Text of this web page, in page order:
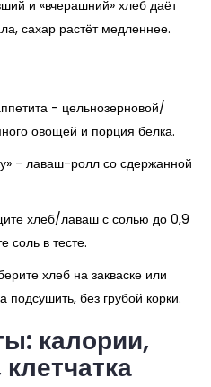
и «вчерашний» хлеб даёт
сахар растёт медленнее.
- цельнозерновой/
овощей и порция белка.
- лаваш-ролл со сдержанной
хлеб/лаваш с солью до 0,9
соль в тесте.
хлеб на закваске или
без грубой корки.
калории,